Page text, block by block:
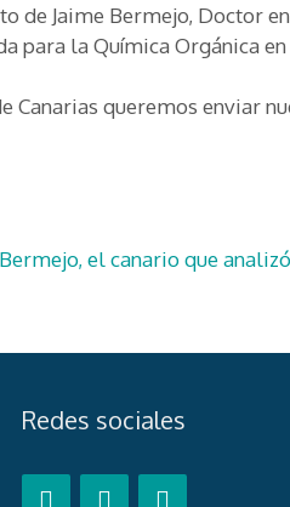
de Jaime Bermejo, Doctor
para la Química Orgánica
Canarias queremos enviar
el canario que
Redes sociales